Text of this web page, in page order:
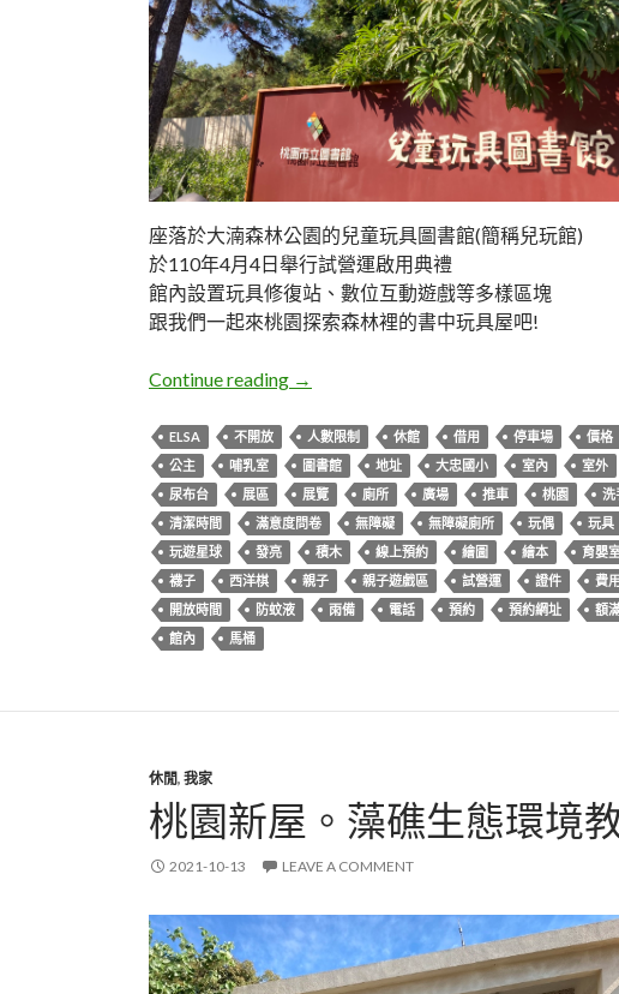
座落於大湳森林公園的兒童玩具圖書館(簡稱兒玩館)
於110年4月4日舉行試營運啟用典禮
館內設置玩具修復站、數位互動遊戲等多樣區塊
跟我們一起來桃園探索森林裡的書中玩具屋吧!
Continue reading 桃園八德。兒童玩具圖書館
→
ELSA 不開放 人數限制 休館 借用 停車場
價格
公主
哺乳室 圖書館 地址 大忠國小 室內
室外
尿布台
展區 展覽 廁所 廣場 推車 桃園
洗
清潔時間
滿意度問卷 無障礙 無障礙廁所 玩偶
玩具
玩遊星球
發亮 積木 線上預約 繪圖 繪本
育嬰
襪子
西洋棋 親子 親子遊戲區 試營運 證件
費
開放時間
防蚊液 雨備 電話 預約 預約網址
額
館內
馬桶
休閒, 我家
桃園新屋。藻礁生態環境
2021-10-13 LEAVE A COMMENT